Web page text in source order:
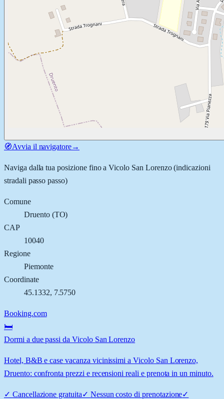
🧭Avvia il navigatore→
Naviga dalla tua posizione fino aVicolo San Lorenzo(indicazioni
stradali passo passo)
Comune
Druento(TO)
CAP
10040
Regione
Piemonte
Coordinate
45.1332, 7.5750
Booking.com
🛏️
Dormi a due passi da Vicolo San Lorenzo
Hotel, B&B e case vacanza vicinissimi a Vicolo San Lorenzo,
Druento: confronta prezzi e recensioni reali e prenota in un minuto.
✓ Cancellazione gratuita✓ Nessun costo di prenotazione✓